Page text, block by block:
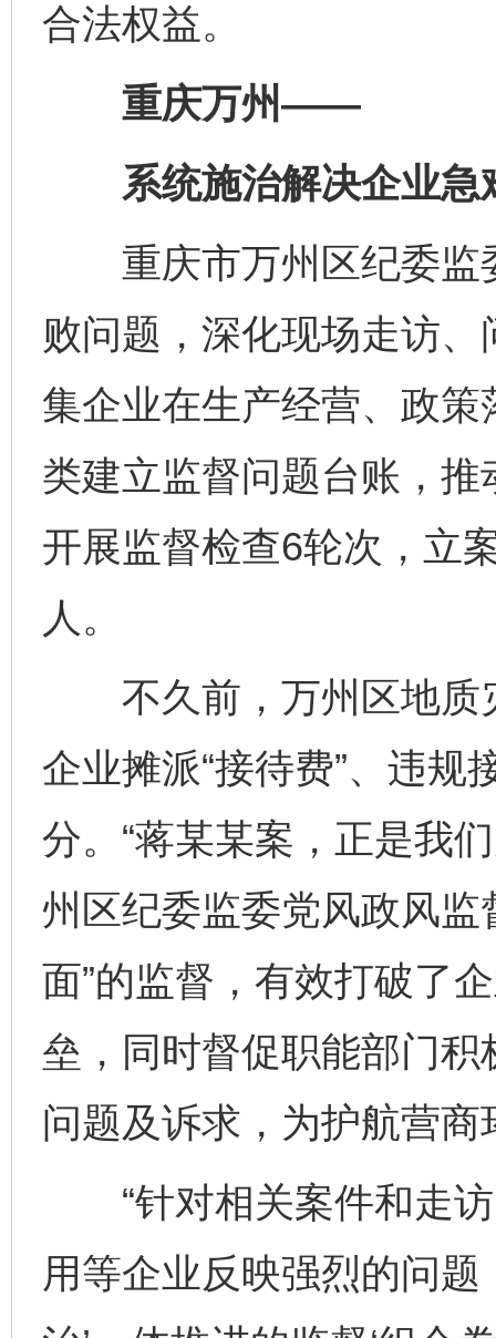
合法权益。
重庆万州——
系统施治解决企业急
重庆市万州区纪委监
败问题，深化现场走访
集企业在生产经营、政
类建立监督问题台账，
开展监督检查6轮次，立
人。
不久前，万州区地质
企业摊派“接待费”、违规
分。“蒋某某案，正是我
州区纪委监委党风政风监
面”的监督，有效打破了
垒，同时督促职能部门
问题及诉求，为护航营
“针对相关案件和走访
用等企业反映强烈的问题